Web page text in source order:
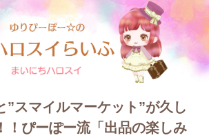
”スマイルマーケット”が久し
！ぴーぽー流「出品の楽しみ